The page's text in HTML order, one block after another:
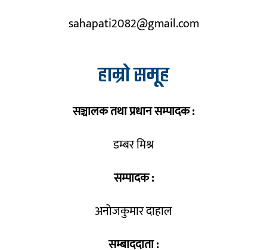
sahapati2082@gmail.com
हाम्रो समूह
सञ्चालक तथा प्रधान सम्पादक :
डम्बर मिश्र
सम्पादक :
अनोजकुमार दाहाल
सम्बाददाता :